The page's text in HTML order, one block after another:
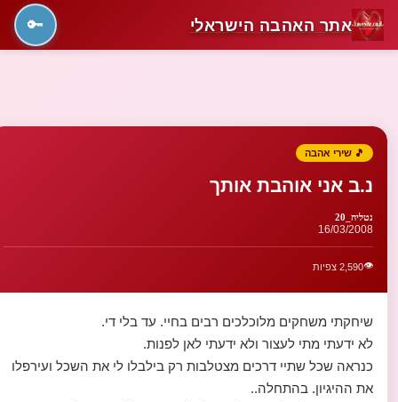
אתר האהבה הישראלי 🔑
🎵 שירי אהבה
נ.ב אני אוהבת אותך
נטליה_20
16/03/2008
👁️2,590 צפיות
שיחקתי משחקים מלוכלכים רבים בחיי. עד בלי די.
לא ידעתי מתי לעצור ולא ידעתי לאן לפנות.
כנראה שכל שתיי דרכים מצטלבות רק בילבלו לי את השכל ועירפלו
את ההיגיון. בהתחלה..